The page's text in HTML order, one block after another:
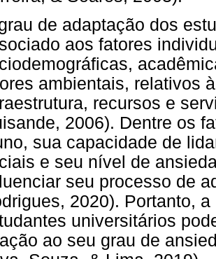
de adaptação dos
aos fatores
ambientais, relativos
recursos e
2006). Dentre os
sua capacidade de
e seu nível de
seu processo de
2020). Portanto,
universitários
ao seu grau de